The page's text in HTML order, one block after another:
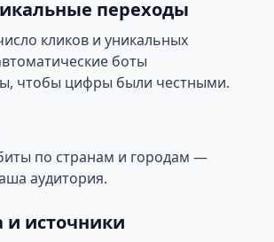
переходы
кликов и уникальных
боты
чтобы цифры были честными.
по странам и городам —
аудитория.
и источники